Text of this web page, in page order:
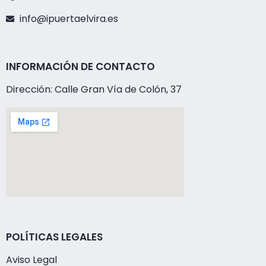
info@ipuertaelvira.es
INFORMACIÓN DE CONTACTO
Dirección: Calle Gran Vía de Colón, 37
POLÍTICAS LEGALES
Aviso Legal